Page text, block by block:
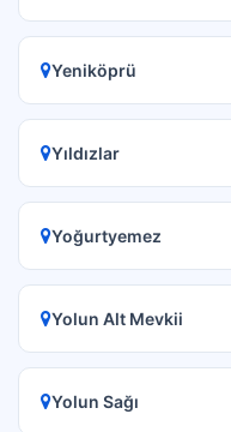
Yeniköprü
Yıldızlar
Yoğurtyemez
Yolun Alt Mevkii
Yolun Sağı